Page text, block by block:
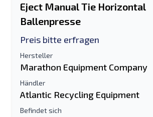
Eject Manual Tie Horizontal
Ballenpresse
Preis bitte erfragen
Hersteller
Marathon Equipment Company
Händler
Atlantic Recycling Equipment
Befindet sich